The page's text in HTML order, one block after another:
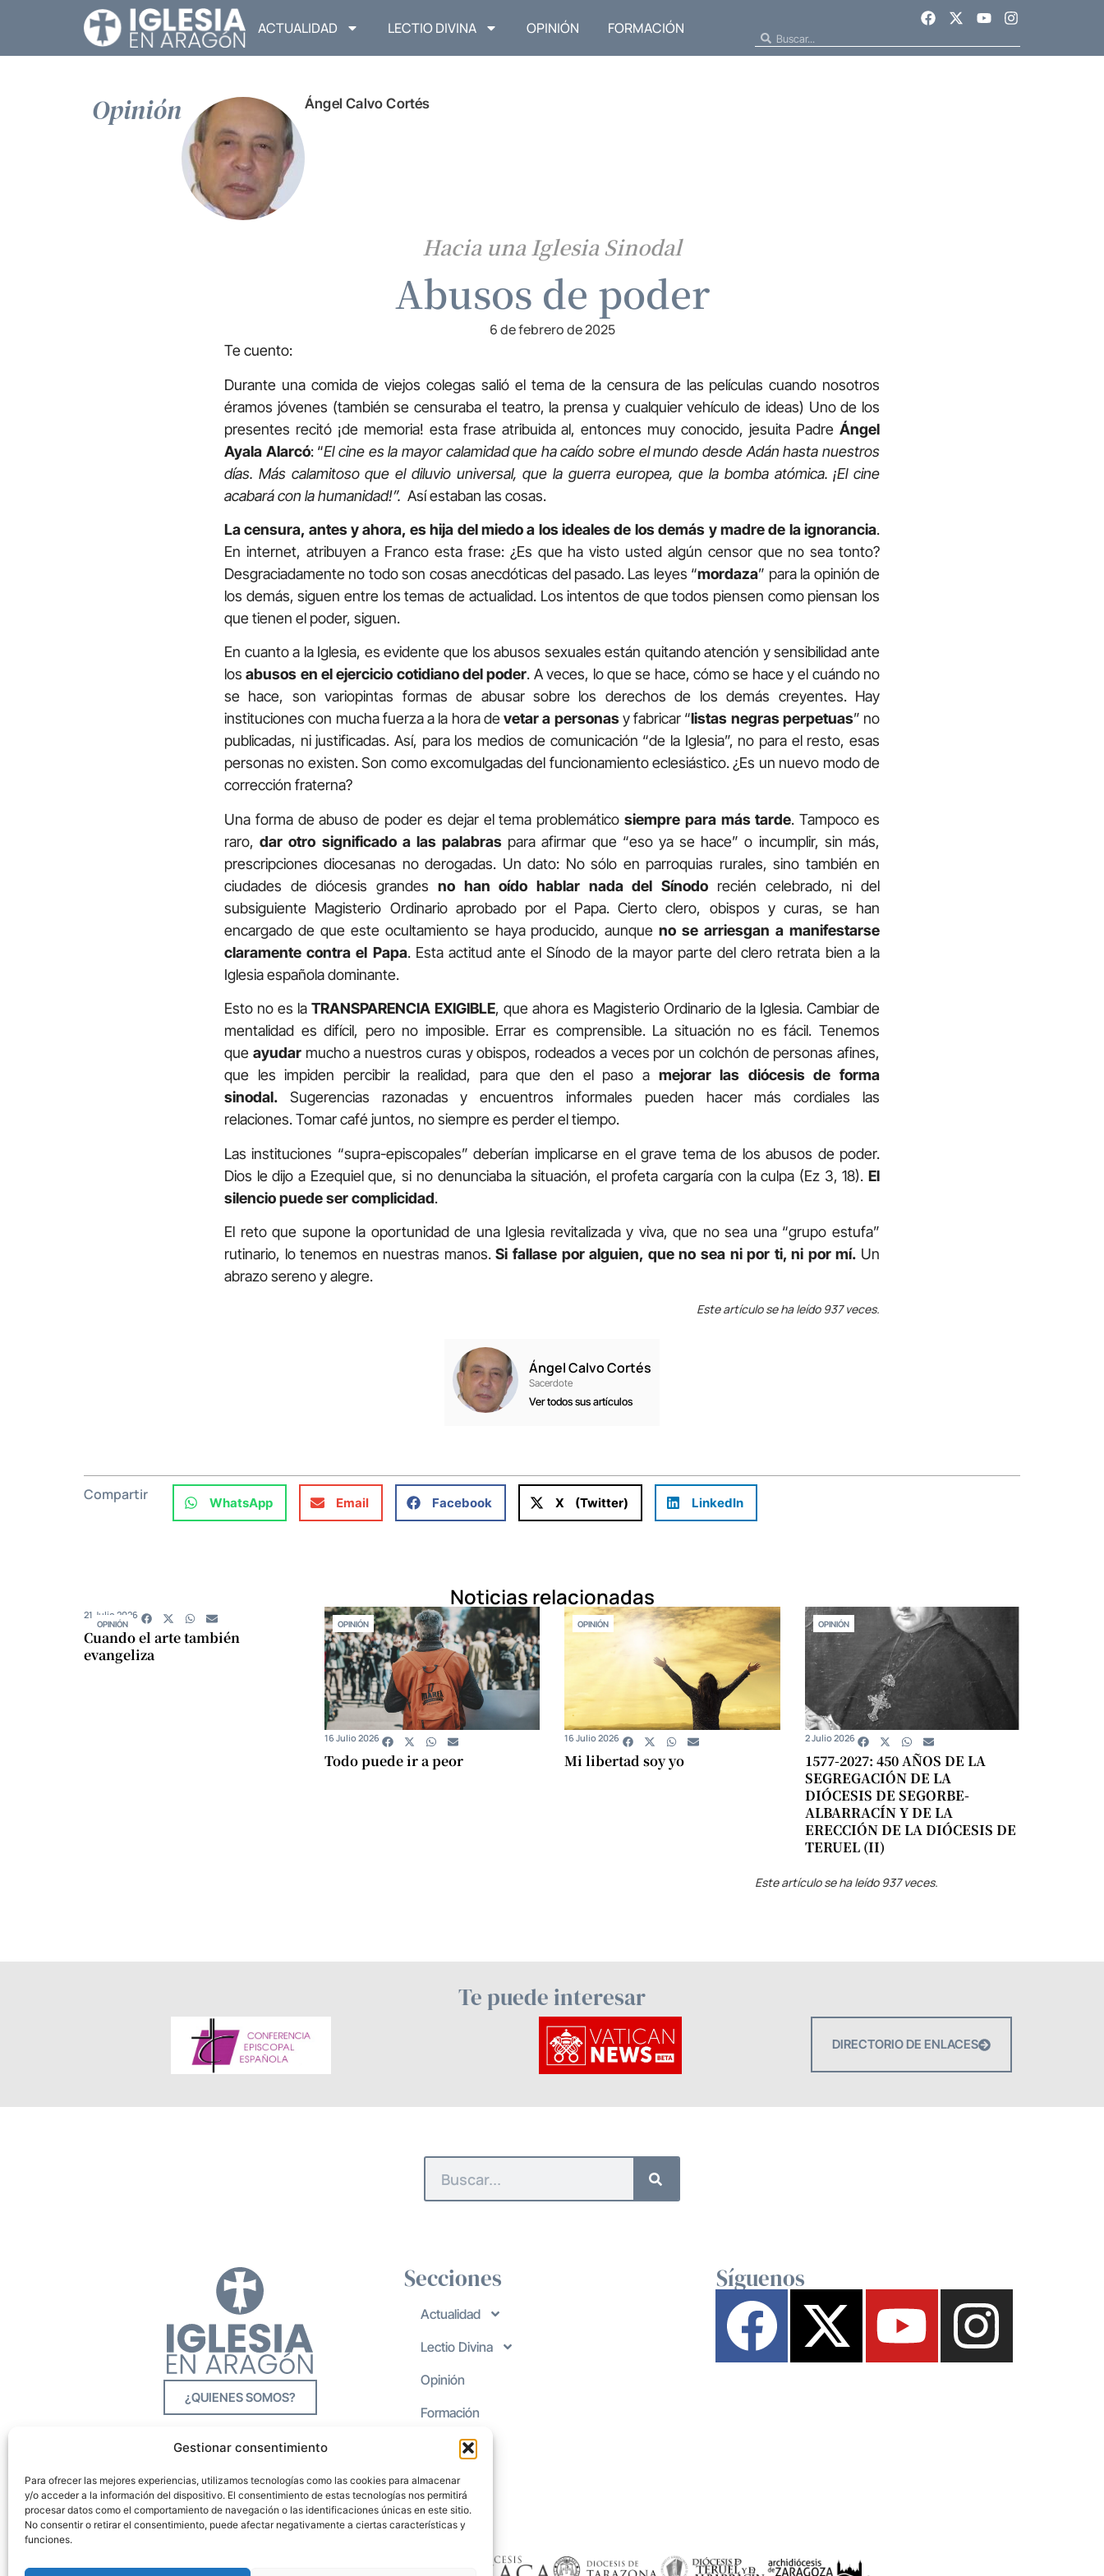
Gestionar consentimiento
Para ofrecer las mejores experiencias, utilizamos tecnologías como las cookies para almacenar
y/o acceder a la información del dispositivo. El consentimiento de estas tecnologías nos permitirá
procesar datos como el comportamiento de navegación o las identificaciones únicas en este sitio.
No consentir o retirar el consentimiento, puede afectar negativamente a ciertas características y
funciones.
ACTUALIDAD LECTIO DIVINA OPINIÓN FORMACIÓN
Opinión Ángel Calvo Cortés
Hacia una Iglesia Sinodal
Abusos de poder
6 de febrero de 2025
Te cuento:
Durante una comida de viejos colegas salió el tema de la censura de las películas cuando nosotros
éramos jóvenes (también se censuraba el teatro, la prensa y cualquier vehículo de ideas) Uno de los
presentes recitó ¡de memoria! esta frase atribuida al, entonces muy conocido, jesuita Padre Ángel
Ayala Alarcó: “El cine es la mayor calamidad que ha caído sobre el mundo desde Adán hasta nuestros
días. Más calamitoso que el diluvio universal, que la guerra europea, que la bomba atómica. ¡El cine
acabará con la humanidad!”. Así estaban las cosas.
La censura, antes y ahora, es hija del miedo a los ideales de los demás y madre de la ignorancia.
En internet, atribuyen a Franco esta frase: ¿Es que ha visto usted algún censor que no sea tonto?
Desgraciadamente no todo son cosas anecdóticas del pasado. Las leyes “mordaza” para la opinión de
los demás, siguen entre los temas de actualidad. Los intentos de que todos piensen como piensan los
que tienen el poder, siguen.
En cuanto a la Iglesia, es evidente que los abusos sexuales están quitando atención y sensibilidad ante
losabusos en el ejercicio cotidiano del poder. A veces, lo que se hace, cómo se hace y el cuándo no
se hace, son variopintas formas de abusar sobre los derechos de los demás creyentes. Hay
instituciones con mucha fuerza a la hora de vetar a personas y fabricar “listas negras perpetuas” no
publicadas, ni justificadas. Así, para los medios de comunicación “de la Iglesia”, no para el resto, esas
personas no existen. Son como excomulgadas del funcionamiento eclesiástico. ¿Es un nuevo modo de
corrección fraterna?
Una forma de abuso de poder es dejar el tema problemático siempre para más tarde. Tampoco es
raro,dar otro significado a las palabras para afirmar que “eso ya se hace” o incumplir, sin más,
prescripciones diocesanas no derogadas. Un dato: No sólo en parroquias rurales, sino también en
ciudades de diócesis grandes no han oído hablar nada del Sínodo recién celebrado, ni del
subsiguiente Magisterio Ordinario aprobado por el Papa. Cierto clero, obispos y curas, se han
encargado de que este ocultamiento se haya producido, aunqueno se arriesgan a manifestarse
claramente contra el Papa. Esta actitud ante el Sínodo de la mayor parte del clero retrata bien a la
Iglesia española dominante.
Esto no es laTRANSPARENCIA EXIGIBLE, que ahora es Magisterio Ordinario de la Iglesia. Cambiar de
mentalidad es difícil, pero no imposible. Errar es comprensible. La situación no es fácil. Tenemos
que ayudar mucho a nuestros curas y obispos, rodeados a veces por un colchón de personas afines,
que les impiden percibir la realidad, para que den el paso a mejorar las diócesis de forma
sinodal. Sugerencias razonadas y encuentros informales pueden hacer más cordiales las
relaciones. Tomar café juntos, no siempre es perder el tiempo.
Las instituciones “supra-episcopales” deberían implicarse en el grave tema de los abusos de poder.
Dios le dijo a Ezequiel que, si no denunciaba la situación, el profeta cargaría con la culpa (Ez 3, 18). El
silencio puede ser complicidad.
El reto que supone la oportunidad de una Iglesia revitalizada y viva, que no sea una “grupo estufa”
rutinario, lo tenemos en nuestras manos.Si fallase por alguien, que no sea ni por ti, ni por mí. Un
abrazo sereno y alegre.
Este artículo se ha leído 937 veces.
Ángel Calvo Cortés
Sacerdote
Ver todos sus artículos
Compartir WhatsApp Email Facebook X (Twitter) LinkedIn
Noticias relacionadas
OPINIÓN
Cuando el arte también
evangeliza
21 Julio 2026
OPINIÓN
Todo puede ir a peor
16 Julio 2026
OPINIÓN
Mi libertad soy yo
16 Julio 2026
OPINIÓN
1577-2027: 450 AÑOS DE LA
SEGREGACIÓN DE LA
DIÓCESIS DE SEGORBE-
ALBARRACÍN Y DE LA
ERECCIÓN DE LA DIÓCESIS DE
TERUEL (II)
2 Julio 2026
Este artículo se ha leído 937 veces.
Te puede interesar
DIRECTORIO DE ENLACES
¿QUIENES SOMOS?
Secciones
Actualidad
Lectio Divina
Opinión
Formación
Síguenos